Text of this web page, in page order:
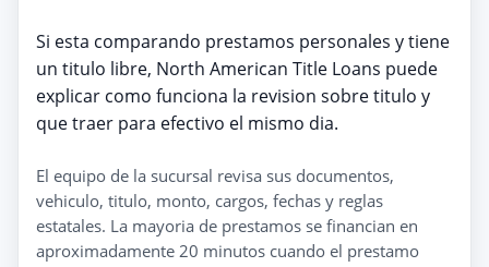
Si esta comparando prestamos personales y tiene
un titulo libre, North American Title Loans puede
explicar como funciona la revision sobre titulo y
que traer para efectivo el mismo dia.
El equipo de la sucursal revisa sus documentos,
vehiculo, titulo, monto, cargos, fechas y reglas
estatales. La mayoria de prestamos se financian en
aproximadamente 20 minutos cuando el prestamo